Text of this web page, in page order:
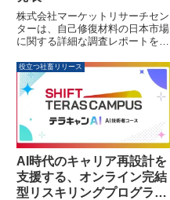
株式会社マーケットリサーチセン
ターは、自己修復材料の日本市場
に関する詳細な調査レポートを発
と、日本市場は2026年から2031
年にかけて年平均成長率23.87%
以上で拡大すると予測されていま
す。建設、自動車、エレクトロニ
クス、ヘルスケアなど多岐にわた
る分野での応用が期待される自己
修復材料は、製品の長寿命化とメ
ンテナンスコスト削減に貢献する
革新的な技術として注目されてい
ます。
役立つ社畜リリース
AI時代のキャリア再設計を
支援する、オンライン完結
型リスキリングプログラム